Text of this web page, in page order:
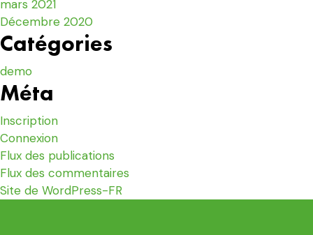
mars 2021
Décembre 2020
Catégories
demo
Méta
Inscription
Connexion
Flux des publications
Flux des commentaires
Site de WordPress-FR